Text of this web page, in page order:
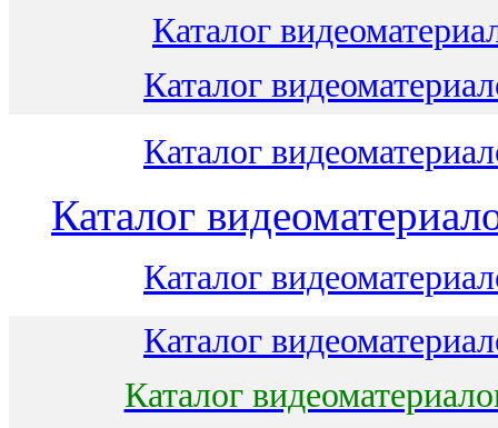
Каталог
Каталог
Каталог
Каталог
Каталог
Каталог
Каталог